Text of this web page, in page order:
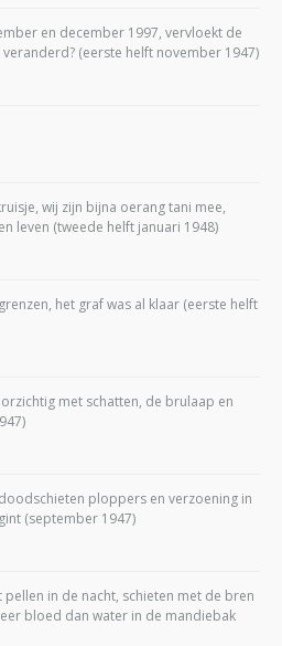
en december 1997, vervloekt de
(eerste helft november 1947)
wij zijn bijna oerang tani mee,
leven (tweede helft januari 1948)
het graf was al klaar (eerste helft
met schatten, de brulaap en
ploppers en verzoening in
(september 1947)
in de nacht, schieten met de bren
bloed dan water in de mandiebak